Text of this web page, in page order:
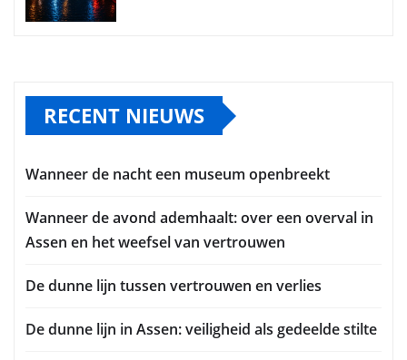
RECENT NIEUWS
Wanneer de nacht een museum openbreekt
Wanneer de avond ademhaalt: over een overval in
Assen en het weefsel van vertrouwen
De dunne lijn tussen vertrouwen en verlies
De dunne lijn in Assen: veiligheid als gedeelde stilte